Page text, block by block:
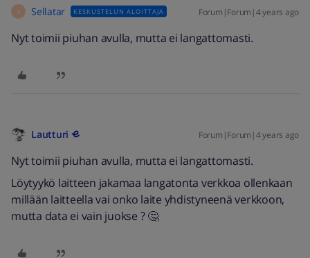
S Sellatar KESKUSTELUN ALOITTAJA Forum|Forum|4 years ago
Nyt toimii piuhan avulla, mutta ei langattomasti.
Lautturi Forum|Forum|4 years ago
Nyt toimii piuhan avulla, mutta ei langattomasti.
Löytyykö laitteen jakamaa langatonta verkkoa ollenkaan
millään laitteella vai onko laite yhdistyneenä verkkoon,
mutta data ei vain juokse ? 🤔